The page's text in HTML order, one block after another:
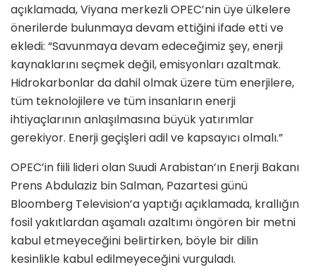
açıklamada, Viyana merkezli OPEC’nin üye ülkelere
önerilerde bulunmaya devam ettiğini ifade etti ve
ekledi: “Savunmaya devam edeceğimiz şey, enerji
kaynaklarını seçmek değil, emisyonları azaltmak.
Hidrokarbonlar da dahil olmak üzere tüm enerjilere,
tüm teknolojilere ve tüm insanların enerji
ihtiyaçlarının anlaşılmasına büyük yatırımlar
gerekiyor. Enerji geçişleri adil ve kapsayıcı olmalı.”
OPEC’in fiili lideri olan Suudi Arabistan’ın Enerji Bakanı
Prens Abdulaziz bin Salman, Pazartesi günü
Bloomberg Television’a yaptığı açıklamada, krallığın
fosil yakıtlardan aşamalı azaltımı öngören bir metni
kabul etmeyeceğini belirtirken, böyle bir dilin
kesinlikle kabul edilmeyeceğini vurguladı.